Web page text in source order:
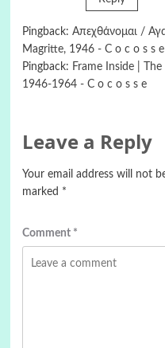
Pingback: Απεχθάνομαι /
Magritte, 1946 - C o c o s s e
Pingback: Frame Inside |
1946-1964 - C o c o s s e
Leave a Reply
Your email address will not
marked *
Comment *